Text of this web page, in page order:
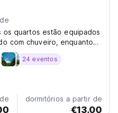
quartos estão equipados
com chuveiro, enquanto
e outros também
24 eventos
dormitórios a partir de
€13.00